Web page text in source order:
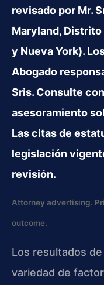
revisado por Mr.
Maryland,
y Nueva York).
Abogado
Sris. Consulte
asesoramiento
Las citas de
legislación
revisión.
Attorney advertising.
outcome.
Los resultados
variedad de